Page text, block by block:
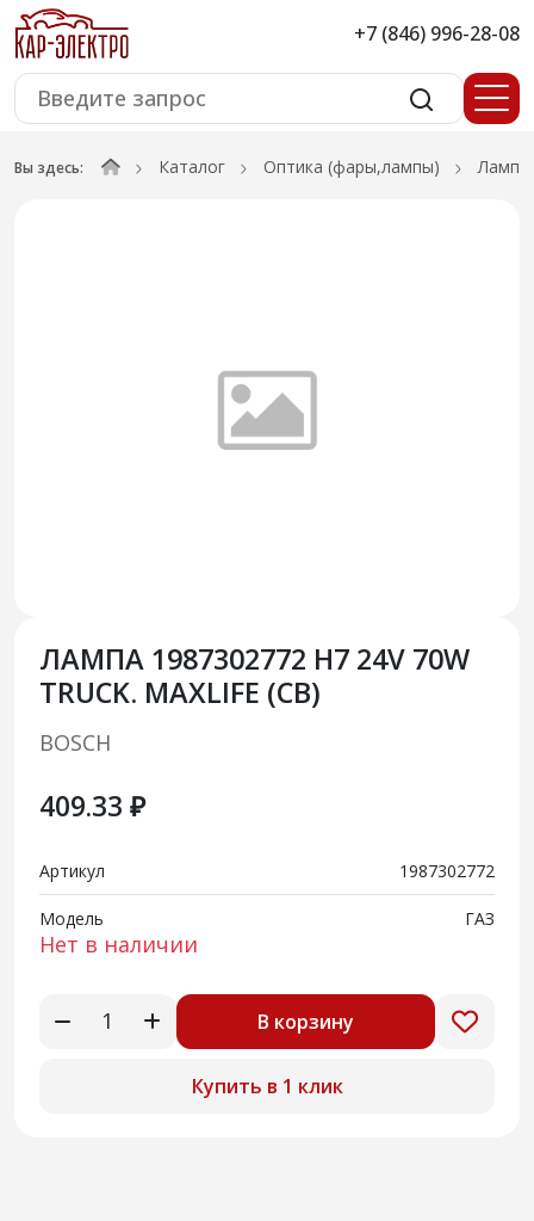
+7 (846) 996-28-08
Вы здесь: Каталог Оптика (фары,лампы) Лампы
ЛАМПА 1987302772 H7 24V 70W
TRUCK. MAXLIFE (CB)
BOSCH
409.33 ₽
Артикул 1987302772
Модель ГАЗ
Нет в наличии
В корзину
Купить в 1 клик